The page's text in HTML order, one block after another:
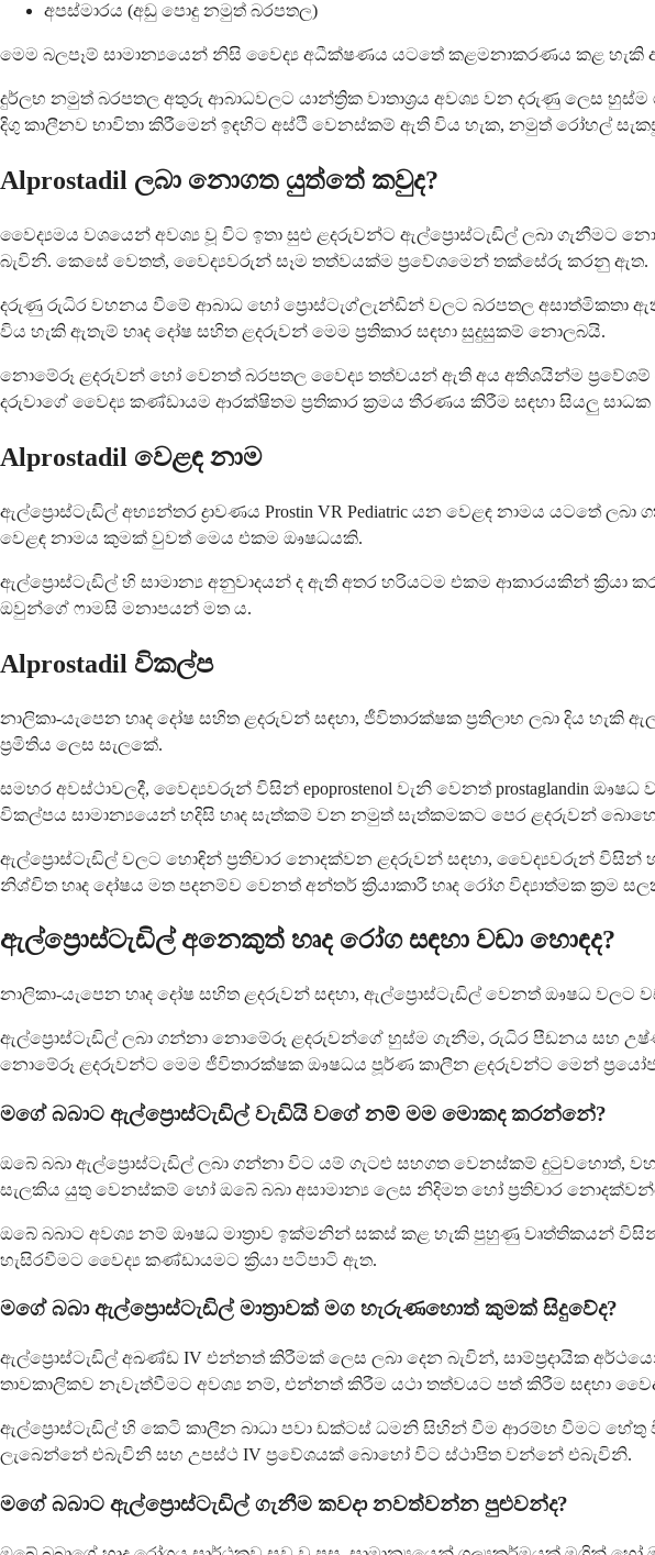
අපස්මාරය (අඩු පොදු නමුත් බරපතල)
මෙම බලපෑම් සාමාන්‍යයෙන් නිසි වෛද්‍ය අධීක්ෂණය යටතේ කළමනාකරණය කළ
දුර්ලභ නමුත් බරපතල අතුරු ආබාධවලට යාන්ත්‍රික වාතාශ්‍රය අවශ්‍ය වන දරුණු ලෙස
දිගු කාලීනව භාවිතා කිරීමෙන් ඉඳහිට අස්ථි වෙනස්කම් ඇති විය හැක, නමුත් රෝහල්
Alprostadil ලබා නොගත යුත්තේ කවුද?
වෛද්‍යමය වශයෙන් අවශ්‍ය වූ විට ඉතා සුළු ළදරුවන්ට ඇල්ප්‍රොස්ටැඩිල් ලබා ගැනීමට
බැවිනි. කෙසේ වෙතත්, වෛද්‍යවරුන් සෑම තත්වයක්ම ප්‍රවේශමෙන් තක්සේරු කරනු ඇත.
දරුණු රුධිර වහනය වීමේ ආබාධ හෝ ප්‍රොස්ටැග්ලැන්ඩින් වලට බරපතල අසාත්මිකතා
විය හැකි ඇතැම් හෘද දෝෂ සහිත ළදරුවන් මෙම ප්‍රතිකාර සඳහා සුදුසුකම් නොලබයි.
නොමේරූ ළදරුවන් හෝ වෙනත් බරපතල වෛද්‍ය තත්වයන් ඇති අය අතිශයින්ම ප්‍රවේශම්
දරුවාගේ වෛද්‍ය කණ්ඩායම ආරක්ෂිතම ප්‍රතිකාර ක්‍රමය තීරණය කිරීම සඳහා සියලු
Alprostadil වෙළඳ නාම
ඇල්ප්‍රොස්ටැඩිල් අභ්‍යන්තර ද්‍රාවණය Prostin VR Pediatric යන වෙළඳ නාමය යටතේ
වෙළඳ නාමය කුමක් වුවත් මෙය එකම ඖෂධයකි.
ඇල්ප්‍රොස්ටැඩිල් හි සාමාන්‍ය අනුවාදයන් ද ඇති අතර හරියටම එකම ආකාරයකින් ක්‍රියා
ඔවුන්ගේ ෆාමසි මනාපයන් මත ය.
Alprostadil විකල්ප
නාලිකා-යැපෙන හෘද දෝෂ සහිත ළදරුවන් සඳහා, ජීවිතාරක්ෂක ප්‍රතිලාභ ලබා දිය
ප්‍රමිතිය ලෙස සැලකේ.
සමහර අවස්ථාවලදී, වෛද්‍යවරුන් විසින් epoprostenol වැනි වෙනත් prostaglandin
විකල්පය සාමාන්‍යයෙන් හදිසි හෘද සැත්කම් වන නමුත් සැත්කමකට පෙර ළදරුවන්
ඇල්ප්‍රොස්ටැඩිල් වලට හොඳින් ප්‍රතිචාර නොදක්වන ළදරුවන් සඳහා, වෛද්‍යවරුන්
නිශ්චිත හෘද දෝෂය මත පදනම්ව වෙනත් අන්තර් ක්‍රියාකාරී හෘද රෝග විද්‍යාත්මක ක්‍රම
ඇල්ප්‍රොස්ටැඩිල් අනෙකුත් හෘද රෝග සඳහා වඩා හොඳද?
නාලිකා-යැපෙන හෘද දෝෂ සහිත ළදරුවන් සඳහා, ඇල්ප්‍රොස්ටැඩිල් වෙනත් ඖෂධ වලට
ඇල්ප්‍රොස්ටැඩිල් ලබා ගන්නා නොමේරූ ළදරුවන්ගේ හුස්ම ගැනීම, රුධිර පීඩනය සහ
නොමේරූ ළදරුවන්ට මෙම ජීවිතාරක්ෂක ඖෂධය පූර්ණ කාලීන ළදරුවන්ට මෙන්
මගේ බබාට ඇල්ප්‍රොස්ටැඩිල් වැඩියි වගේ නම් මම මොකද කරන්නේ?
ඔබේ බබා ඇල්ප්‍රොස්ටැඩිල් ලබා ගන්නා විට යම් ගැටළු සහගත වෙනස්කම් දුටුවහොත්,
සැලකිය යුතු වෙනස්කම් හෝ ඔබේ බබා අසාමාන්‍ය ලෙස නිදිමත හෝ ප්‍රතිචාර
ඔබේ බබාට අවශ්‍ය නම් ඖෂධ මාත්‍රාව ඉක්මනින් සකස් කළ හැකි පුහුණු වෘත්තිකයන්
හැසිරවීමට වෛද්‍ය කණ්ඩායමට ක්‍රියා පටිපාටි ඇත.
මගේ බබා ඇල්ප්‍රොස්ටැඩිල් මාත්‍රාවක් මග හැරුණහොත් කුමක් සිදුවේද?
ඇල්ප්‍රොස්ටැඩිල් අඛණ්ඩ IV එන්නත් කිරීමක් ලෙස ලබා දෙන බැවින්, සාම්ප්‍රදායික
තාවකාලිකව නැවැත්වීමට අවශ්‍ය නම්, එන්නත් කිරීම යථා තත්වයට පත් කිරීම සඳහා
ඇල්ප්‍රොස්ටැඩිල් හි කෙටි කාලීන බාධා පවා ඩක්ටස් ධමනි සිහින් වීම ආරම්භ වීමට
ලැබෙන්නේ එබැවිනි සහ උපස්ථ IV ප්‍රවේශයක් බොහෝ විට ස්ථාපිත වන්නේ එබැවිනි.
මගේ බබාට ඇල්ප්‍රොස්ටැඩිල් ගැනීම කවදා නවත්වන්න පුළුවන්ද?